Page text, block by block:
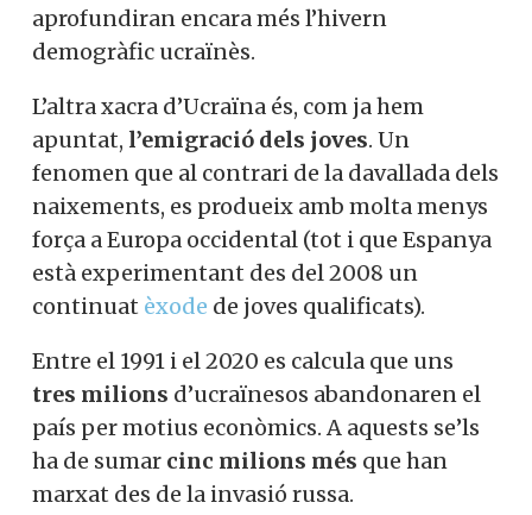
aprofundiran encara més l’hivern
demogràfic ucraïnès.
L’altra xacra d’Ucraïna és, com ja hem
apuntat, l’emigració dels joves. Un
fenomen que al contrari de la davallada dels
naixements, es produeix amb molta menys
força a Europa occidental (tot i que Espanya
està experimentant des del 2008 un
continuat èxode de joves qualificats).
Entre el 1991 i el 2020 es calcula que uns
tres milions d’ucraïnesos abandonaren el
país per motius econòmics. A aquests se’ls
ha de sumar cinc milions més que han
marxat des de la invasió russa.